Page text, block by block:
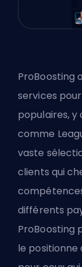
ProBoosting
services
populaires,
comme
vaste
clients qui
différents
ProBoosting
le